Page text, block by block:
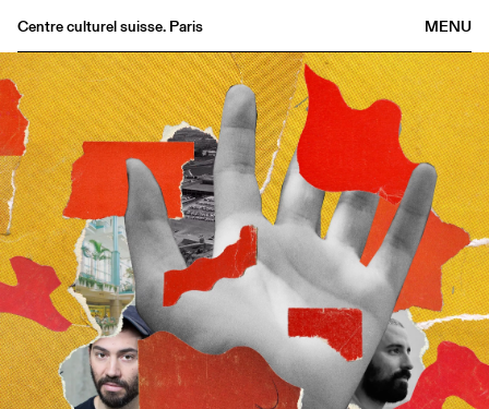
MENU
Centre culturel suisse. Paris
Agenda
Librairie
Buvette
Archives
Médiathèque
Éditions
Informations
FR
EN